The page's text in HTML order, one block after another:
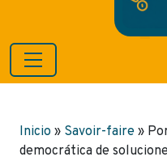
Inicio » Savoir-faire »
democrática de